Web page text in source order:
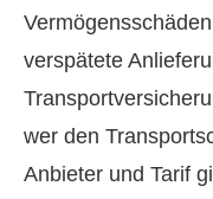
verspätete
wer den
Anbieter und Tarif